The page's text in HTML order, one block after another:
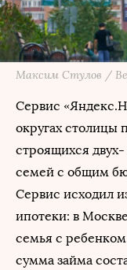
Максим Стулов /
Сервис
округах столицы
строящихся
семей с общим
Сервис исходил
ипотеки: в
семья с
сумма займа